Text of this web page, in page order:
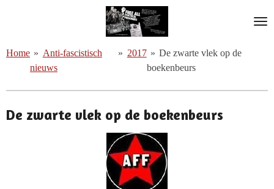
de
hoofdinhoud
Home » Anti-fascistisch
nieuws
» 2017 » De zwarte vlek op de
boekenbeurs
De zwarte vlek op de boekenbeurs